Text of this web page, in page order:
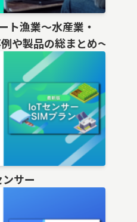
ト漁業〜水産業・
や製品の総まとめ〜
サー